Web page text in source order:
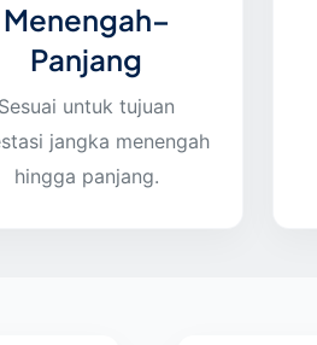
Menengah–
Panjang
Sesuai untuk tujuan
jangka menengah
hingga panjang.